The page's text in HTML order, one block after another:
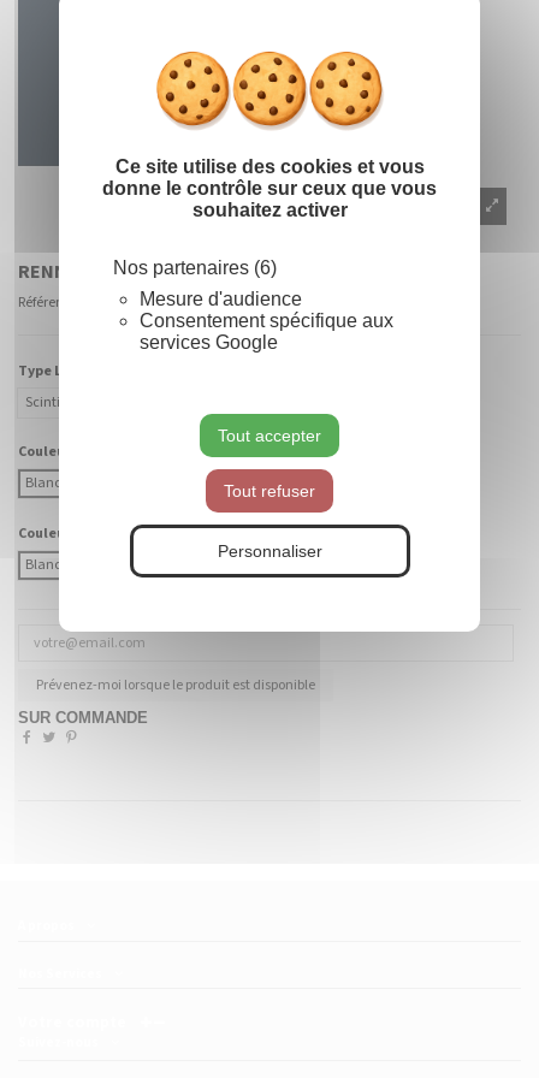
Ce site utilise des cookies et vous
donne le contrôle sur ceux que vous
souhaitez activer
Nos partenaires (6)
Mesure d'audience
Consentement spécifique aux
services Google
Tout accepter
Tout refuser
Personnaliser
RENNES
Référence 160001 - CABF-BC
Type Lumière :
Scintillant
Couleur Lumière :
Blanc Chaud
Couleur Fibre :
Blanc
Coloré (à préciser)
Prévenez-moi lorsque le produit est disponible
SUR COMMANDE